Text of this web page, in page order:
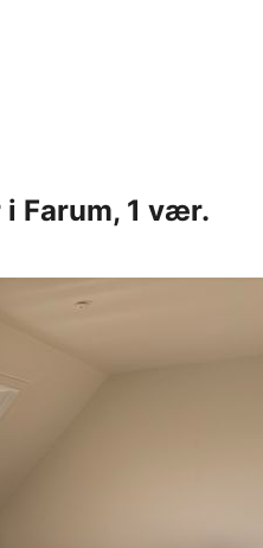
Farum, 1 vær.